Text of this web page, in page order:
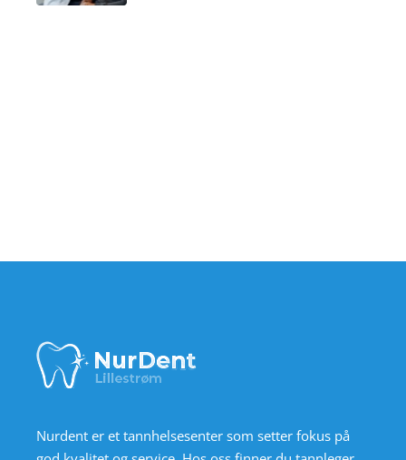
Nurdent er et tannhelsesenter som setter fokus på